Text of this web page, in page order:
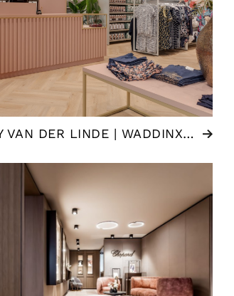
LINGERIE BY VAN DER LINDE | WADDINXVEEN (NL)